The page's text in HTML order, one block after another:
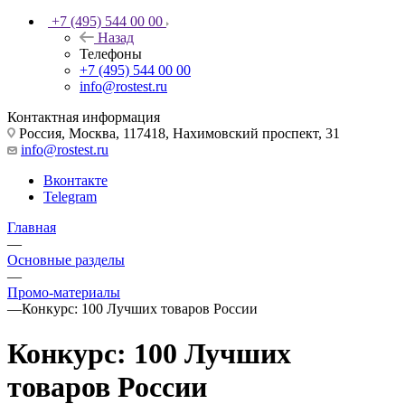
+7 (495) 544 00 00
Назад
Телефоны
+7 (495) 544 00 00
info@rostest.ru
Контактная информация
Россия, Москва, 117418, Нахимовский проспект, 31
info@rostest.ru
Вконтакте
Telegram
Главная
—
Основные разделы
—
Промо-материалы
—Конкурс: 100 Лучших товаров России
Конкурс: 100 Лучших
товаров России